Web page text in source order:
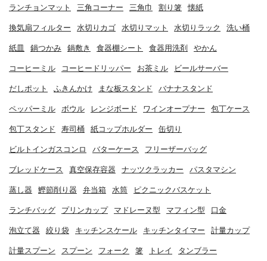
ランチョンマット 三角コーナー 三角巾 割り箸 懐紙
換気扇フィルター 水切りカゴ 水切りマット 水切りラック 洗い桶
紙皿 鍋つかみ 鍋敷き 食器棚シート 食器用洗剤 やかん
コーヒーミル コーヒードリッパー お茶ミル ビールサーバー
だしポット ふきんかけ まな板スタンド バナナスタンド
ペッパーミル ボウル レンジボード ワインオープナー 包丁ケース
包丁スタンド 寿司桶 紙コップホルダー 缶切り
ビルトインガスコンロ バターケース フリーザーバッグ
ブレッドケース 真空保存容器 ナッツクラッカー パスタマシン
蒸し器 鰹節削り器 弁当箱 水筒 ピクニックバスケット
ランチバッグ プリンカップ マドレーヌ型 マフィン型 口金
泡立て器 絞り袋 キッチンスケール キッチンタイマー 計量カップ
計量スプーン スプーン フォーク 箸 トレイ タンブラー